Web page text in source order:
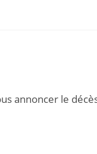
annoncer le